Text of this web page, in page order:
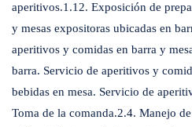
aperitivos.1.12. Exposición de
y mesas expositoras ubicadas en
aperitivos y comidas en barra y
barra. Servicio de aperitivos y
bebidas en mesa. Servicio de
Toma de la comanda.2.4. Manejo